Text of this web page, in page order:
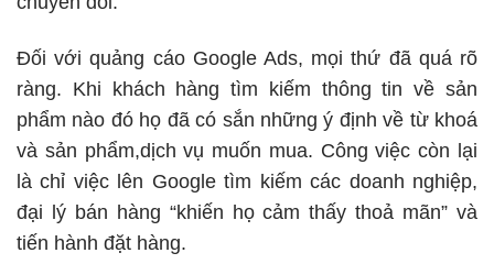
Đối với quảng cáo Google Ads, mọi thứ đã quá rõ
ràng. Khi khách hàng tìm kiếm thông tin về sản
phẩm nào đó họ đã có sắn những ý định về từ khoá
và sản phẩm,dịch vụ muốn mua. Công việc còn lại
là chỉ việc lên Google tìm kiếm các doanh nghiệp,
đại lý bán hàng “khiến họ cảm thấy thoả mãn” và
tiến hành đặt hàng.